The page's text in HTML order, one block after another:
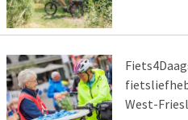
West-